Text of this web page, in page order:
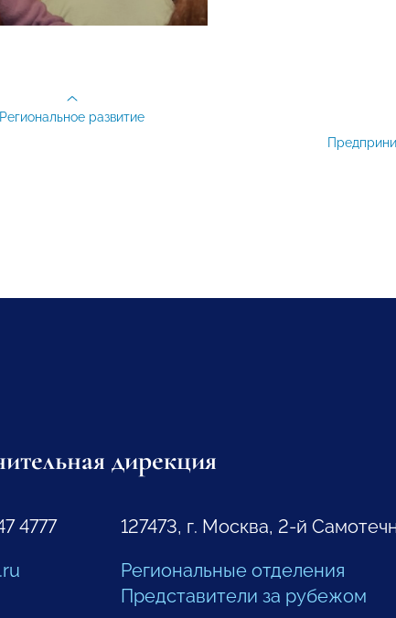
Региональное развитие
дирекция
4777
127473, г. Москва, 2-й
Региональные отделения
Представители за рубежом